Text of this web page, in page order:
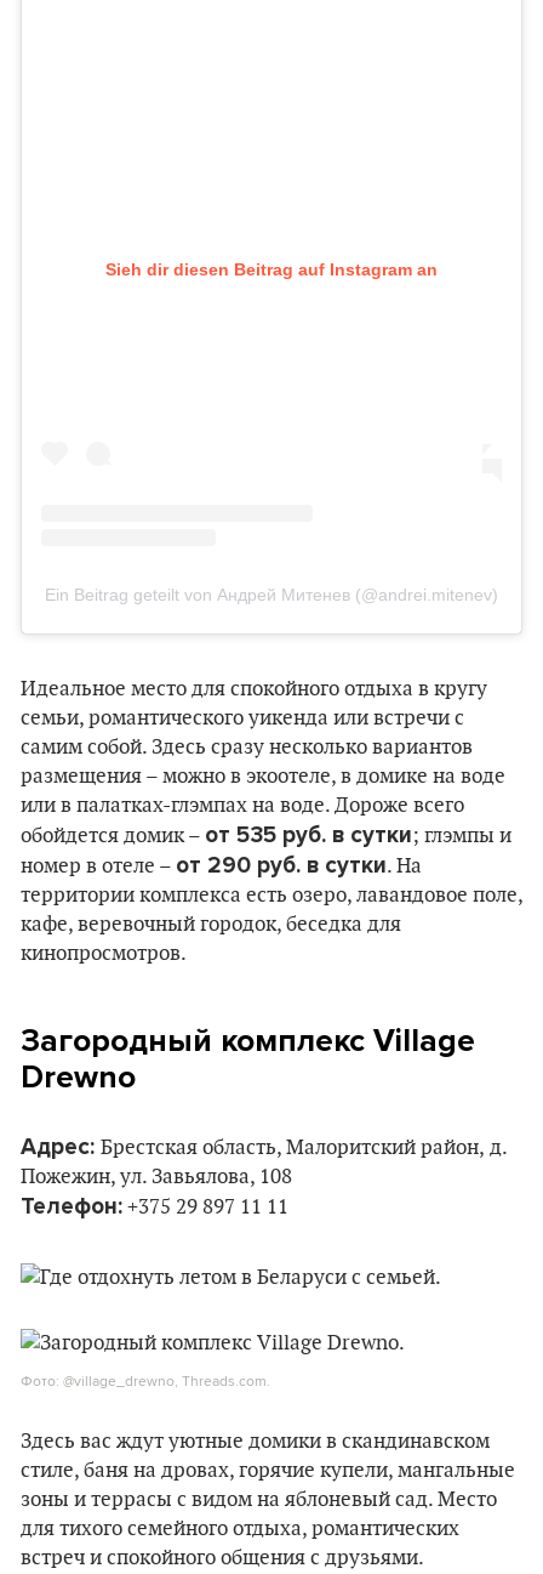
Sieh dir diesen Beitrag auf Instagram an
Ein Beitrag geteilt von Андрей Митенев (@andrei.mitenev)
Идеальное место для спокойного отдыха в кругу
семьи, романтического уикенда или встречи с
самим собой. Здесь сразу несколько вариантов
размещения – можно в экоотеле, в домике на воде
или в палатках-глэмпах на воде. Дороже всего
обойдется домик – от 535 руб. в сутки; глэмпы и
номер в отеле – от 290 руб. в сутки. На
территории комплекса есть озеро, лавандовое поле,
кафе, веревочный городок, беседка для
кинопросмотров.
Загородный комплекс Village
Drewno
Адрес: Брестская область, Малоритский район, д.
Пожежин, ул. Завьялова, 108
Телефон: +375 29 897 11 11
Фото: @village_drewno, Threads.com.
Здесь вас ждут уютные домики в скандинавском
стиле, баня на дровах, горячие купели, мангальные
зоны и террасы с видом на яблоневый сад. Место
для тихого семейного отдыха, романтических
встреч и спокойного общения с друзьями.